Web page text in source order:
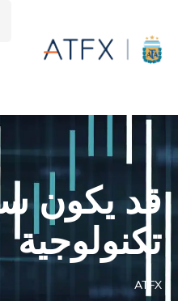
تكنولوجية
ATFX